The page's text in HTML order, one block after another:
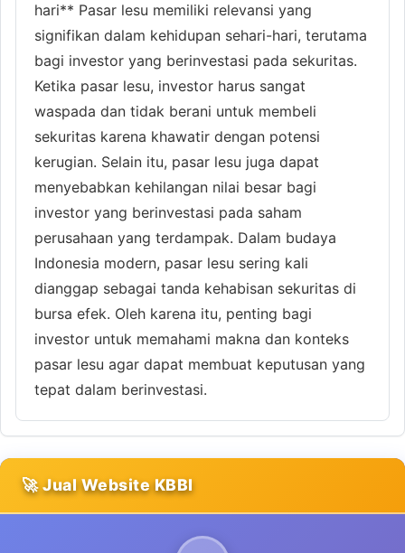
hari** Pasar lesu memiliki relevansi yang
signifikan dalam kehidupan sehari-hari, terutama
bagi investor yang berinvestasi pada sekuritas.
Ketika pasar lesu, investor harus sangat
waspada dan tidak berani untuk membeli
sekuritas karena khawatir dengan potensi
kerugian. Selain itu, pasar lesu juga dapat
menyebabkan kehilangan nilai besar bagi
investor yang berinvestasi pada saham
perusahaan yang terdampak. Dalam budaya
Indonesia modern, pasar lesu sering kali
dianggap sebagai tanda kehabisan sekuritas di
bursa efek. Oleh karena itu, penting bagi
investor untuk memahami makna dan konteks
pasar lesu agar dapat membuat keputusan yang
tepat dalam berinvestasi.
🚀 Jual Website KBBI